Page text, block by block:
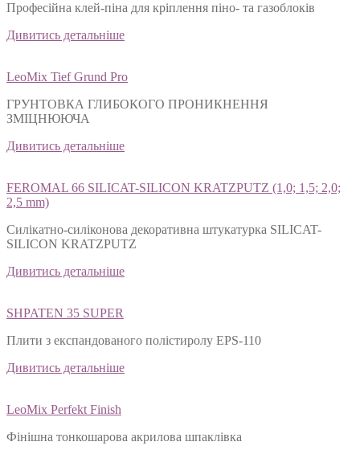
Професійна клей-піна для кріплення піно- та газоблоків
Дивитись детальніше
LeoMix Tief Grund Pro
ГРУНТОВКА ГЛИБОКОГО ПРОНИКНЕННЯ
ЗМІЦНЮЮЧА
Дивитись детальніше
FEROMAL 66 SILICAT-SILICON KRATZPUTZ (1,0; 1,5; 2,0;
2,5 mm)
Силікатно-силіконова декоративна штукатурка SILICAT-
SILICON KRATZPUTZ
Дивитись детальніше
SHPATEN 35 SUPER
Плити з експандованого полістиролу EPS-110
Дивитись детальніше
LeoMix Perfekt Finish
Фінішна тонкошарова акрилова шпаклівка